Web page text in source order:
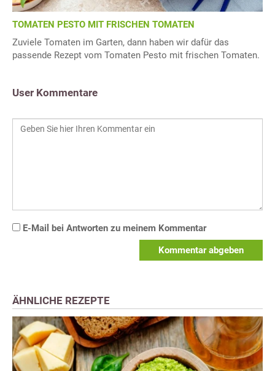
TOMATEN PESTO MIT FRISCHEN TOMATEN
Zuviele Tomaten im Garten, dann haben wir dafür das
passende Rezept vom Tomaten Pesto mit frischen Tomaten.
User Kommentare
E-Mail bei Antworten zu meinem Kommentar
Kommentar abgeben
ÄHNLICHE REZEPTE